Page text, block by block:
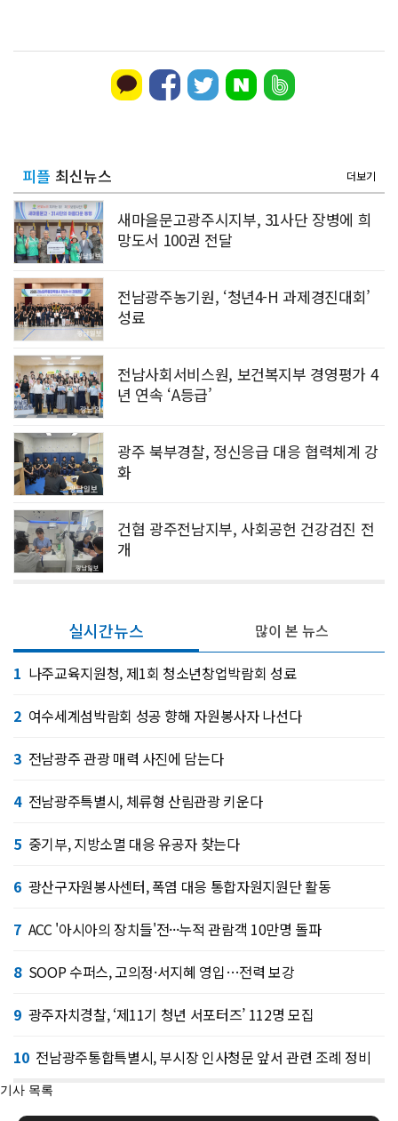
피플 최신뉴스 더보기
새마을문고광주시지부, 31사단 장병에 희
망도서 100권 전달
전남광주농기원, ‘청년4-H 과제경진대회’
성료
전남사회서비스원, 보건복지부 경영평가 4
년 연속 ‘A등급’
광주 북부경찰, 정신응급 대응 협력체계 강
화
건협 광주전남지부, 사회공헌 건강검진 전
개
실시간뉴스
1 나주교육지원청, 제1회 청소년창업박람회 성료
2 여수세계섬박람회 성공 향해 자원봉사자 나선다
3 전남광주 관광 매력 사진에 담는다
4 전남광주특별시, 체류형 산림관광 키운다
5 중기부, 지방소멸 대응 유공자 찾는다
6 광산구자원봉사센터, 폭염 대응 통합자원지원단 활동
7 ACC '아시아의 장치들'전···누적 관람객 10만명 돌파
8 SOOP 수퍼스, 고의정·서지혜 영입…전력 보강
9 광주자치경찰, ‘제11기 청년 서포터즈’ 112명 모집
10 전남광주통합특별시, 부시장 인사청문 앞서 관련 조례 정비
많이 본 뉴스
기사 목록